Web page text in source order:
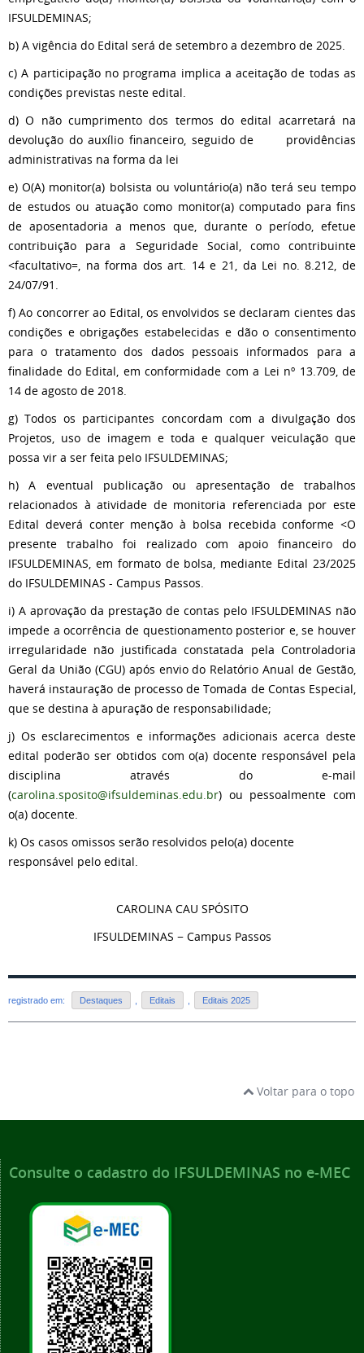
IFSULDEMINAS;
b) A vigência do Edital será de setembro a dezembro de 2025.
c) A participação no programa implica a aceitação de todas as
condições previstas neste edital.
d) O não cumprimento dos termos do edital acarretará na
devolução do auxílio financeiro, seguido de providências
administrativas na forma da lei
e) O(A) monitor(a) bolsista ou voluntário(a) não terá seu tempo
de estudos ou atuação como monitor(a) computado para fins
de aposentadoria a menos que, durante o período, efetue
contribuição para a Seguridade Social, como contribuinte
<facultativo=, na forma dos art. 14 e 21, da Lei no. 8.212, de
24/07/91.
f) Ao concorrer ao Edital, os envolvidos se declaram cientes das
condições e obrigações estabelecidas e dão o consentimento
para o tratamento dos dados pessoais informados para a
finalidade do Edital, em conformidade com a Lei nº 13.709, de
14 de agosto de 2018.
g) Todos os participantes concordam com a divulgação dos
Projetos, uso de imagem e toda e qualquer veiculação que
possa vir a ser feita pelo IFSULDEMINAS;
h) A eventual publicação ou apresentação de trabalhos
relacionados à atividade de monitoria referenciada por este
Edital deverá conter menção à bolsa recebida conforme <O
presente trabalho foi realizado com apoio financeiro do
IFSULDEMINAS, em formato de bolsa, mediante Edital 23/2025
do IFSULDEMINAS - Campus Passos.
i) A aprovação da prestação de contas pelo IFSULDEMINAS não
impede a ocorrência de questionamento posterior e, se houver
irregularidade não justificada constatada pela Controladoria
Geral da União (CGU) após envio do Relatório Anual de Gestão,
haverá instauração de processo de Tomada de Contas Especial,
que se destina à apuração de responsabilidade;
j) Os esclarecimentos e informações adicionais acerca deste
edital poderão ser obtidos com o(a) docente responsável pela
disciplina através do e-mail
(carolina.sposito@ifsuldeminas.edu.br) ou pessoalmente com
o(a) docente.
k) Os casos omissos serão resolvidos pelo(a) docente
responsável pelo edital.
CAROLINA CAU SPÓSITO
IFSULDEMINAS − Campus Passos
registrado em: Destaques Editais Editais 2025
Voltar para o topo
Consulte o cadastro do IFSULDEMINAS no e-MEC